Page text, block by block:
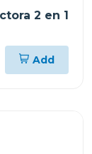
2 en 1
Add